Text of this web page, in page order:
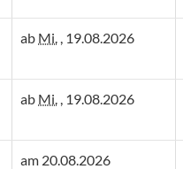
ab Mi. , 19.08.2026
ab Mi. , 19.08.2026
am 20.08.2026